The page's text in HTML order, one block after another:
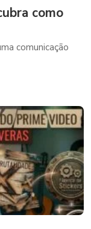
como
comunicação